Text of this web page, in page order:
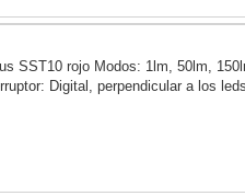
SST10 rojo Modos: 1lm, 50lm,
Digital, perpendicular a los